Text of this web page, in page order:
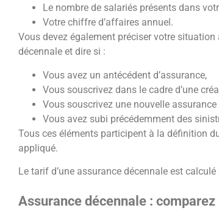
Le nombre de salariés présents dans
Votre chiffre d’affaires annuel.
Vous devez également préciser votre
décennale et dire si :
Vous avez un antécédent d’assurance,
Vous souscrivez dans le cadre d’une
Vous souscrivez une nouvelle
Vous avez subi précédemment des
Tous ces éléments participent à la définition
appliqué.
Le tarif d’une assurance décennale est
Assurance décennale :